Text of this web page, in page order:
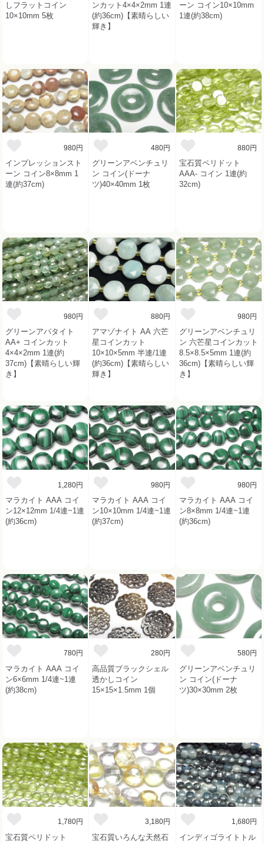
しフラットコイン
10×10mm 5枚
ンカット4×4×2mm 1連
(約36cm)【素晴らしい
輝き】
ーン コイン10×10mm
1連(約38cm)
980円
インプレッションスト
ーン コイン8×8mm 1
連(約37cm)
480円
グリーンアベンチュリ
ン コイン(ドーナ
ツ)40×40mm 1枚
880円
宝石質ペリドット
AAA- コイン 1連(約
32cm)
980円
グリーンアパタイト
AA+ コインカット
4×4×2mm 1連(約
37cm)【素晴らしい輝
き】
880円
アマゾナイト AA 六芒
星コインカット
10×10×5mm 半連/1連
(約36cm)【素晴らしい
輝き】
980円
グリーンアベンチュリ
ン 六芒星コインカット
8.5×8.5×5mm 1連(約
36cm)【素晴らしい輝
き】
1,280円
マラカイト AAA コイ
ン12×12mm 1/4連~1連
(約36cm)
980円
マラカイト AAA コイ
ン10×10mm 1/4連~1連
(約37cm)
980円
マラカイト AAA コイ
ン8×8mm 1/4連~1連
(約36cm)
780円
マラカイト AAA コイ
ン6×6mm 1/4連~1連
(約38cm)
280円
高品質ブラックシェル
透かしコイン
15×15×1.5mm 1個
580円
グリーンアベンチュリ
ン コイン(ドーナ
ツ)30×30mm 2枚
1,780円
宝石質ペリドット
3,180円
宝石質いろんな天然石
1,680円
インディゴライトトル